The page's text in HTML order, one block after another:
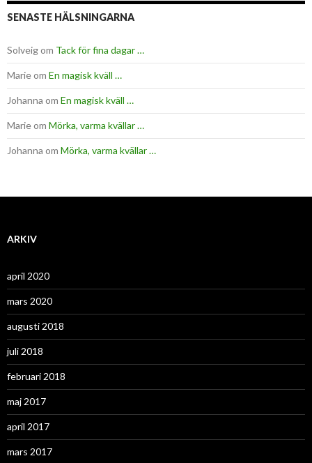
SENASTE HÄLSNINGARNA
Solveigom Tack för fina dagar …
Marieom En magisk kväll …
Johanna om En magisk kväll …
Marieom Mörka, varma kvällar …
Johanna om Mörka, varma kvällar …
ARKIV
april 2020
mars 2020
augusti 2018
juli 2018
februari 2018
maj 2017
april 2017
mars 2017